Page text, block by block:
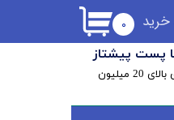
پست پیشتاز
​برای سفارش های بالای 20 میلیون
۰